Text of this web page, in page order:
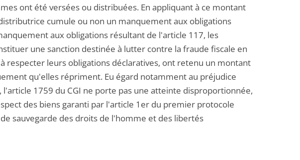
ont été versées ou distribuées. En appliquant à ce montant
cumule ou non un manquement aux obligations
aux obligations résultant de l'article 117, les
une sanction destinée à lutter contre la fraude fiscale en
respecter leurs obligations déclaratives, ont retenu un montant
qu'elles répriment. Eu égard notamment au préjudice
1759 du CGI ne porte pas une atteinte disproportionnée,
des biens garanti par l'article 1er du premier protocole
sauvegarde des droits de l'homme et des libertés